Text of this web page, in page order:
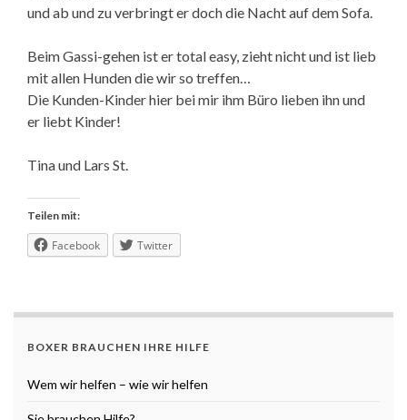
und ab und zu verbringt er doch die Nacht auf dem Sofa.
Beim Gassi-gehen ist er total easy, zieht nicht und ist lieb
mit allen Hunden die wir so treffen…
Die Kunden-Kinder hier bei mir ihm Büro lieben ihn und
er liebt Kinder!
Tina und Lars St.
Teilen mit:
Facebook Twitter
BOXER BRAUCHEN IHRE HILFE
Wem wir helfen – wie wir helfen